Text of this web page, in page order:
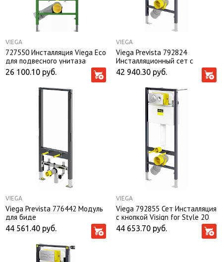
VIEGA
727550 Инсталляция Viega Eco
для подвесного унитаза
26 100.10 руб.
VIEGA
Viega Prevista 792824
Инсталляционный сет с
кнопкой Life 5 хром
42 940.30 руб.
VIEGA
Viega Prevista 776442 Модуль
для биде
44 561.40 руб.
VIEGA
Viega 792855 Сет Инсталляция
с кнопкой Visign for Style 20
Prevista Dry
44 653.70 руб.